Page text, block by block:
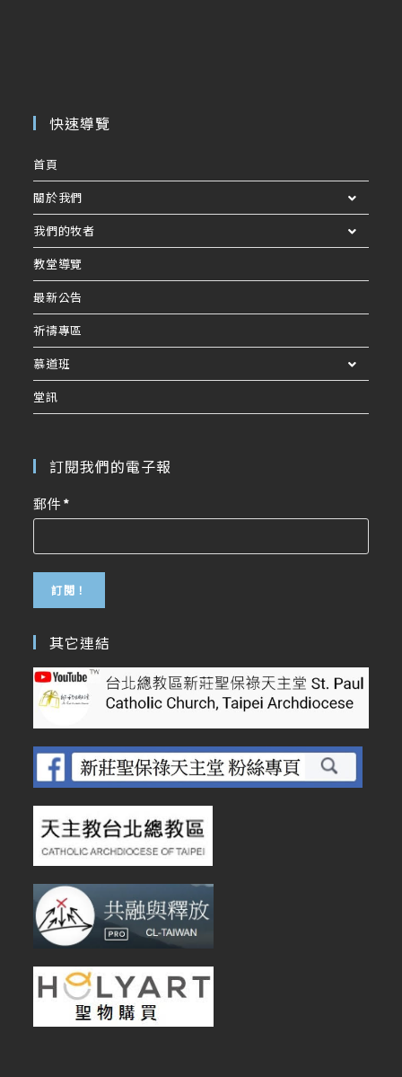
快速導覽
首頁
關於我們
我們的牧者
教堂導覽
最新公告
祈禱專區
慕道班
堂訊
訂閱我們的電子報
郵件*
其它連結